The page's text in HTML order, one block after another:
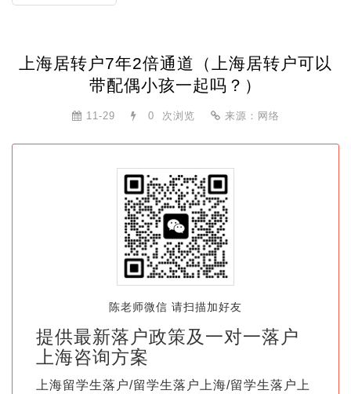
上海居转户7年2倍通道（上海居转户可以
带配偶小孩一起吗？）
11-29 0 次浏览 来源：网络
陈老师微信 请扫描加好友
提供最新落户政策及一对一落户
上海咨询方案
上海留学生落户/留学生落户上海/留学生落户上